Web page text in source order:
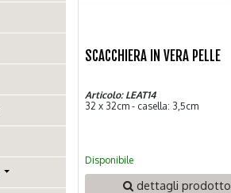
SCACCHIERA IN VERA PELLE
Articolo: LEAT14
32 x 32cm - casella: 3,5cm
Disponibile
dettagli prodotto